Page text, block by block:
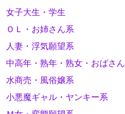
女子大生・学生
ＯＬ・お姉さん系
人妻・浮気願望系
中高年・熟年・熟女・おばさん
水商売・風俗嬢系
小悪魔ギャル・ヤンキー系